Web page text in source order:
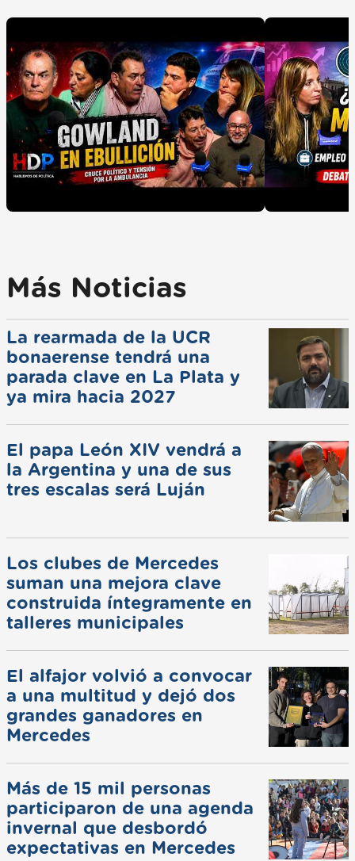
Más Noticias
La rearmada de la UCR
bonaerense tendrá una
parada clave en La Plata y
ya mira hacia 2027
El papa León XIV vendrá a
la Argentina y una de sus
tres escalas será Luján
Los clubes de Mercedes
suman una mejora clave
construida íntegramente en
talleres municipales
El alfajor volvió a convocar
a una multitud y dejó dos
grandes ganadores en
Mercedes
Más de 15 mil personas
participaron de una agenda
invernal que desbordó
expectativas en Mercedes